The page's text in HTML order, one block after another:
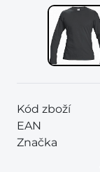
Kód zboží
EAN
Značka